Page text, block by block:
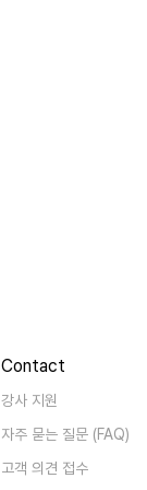
Contact
강사 지원
자주 묻는 질문 (FAQ)
고객 의견 접수